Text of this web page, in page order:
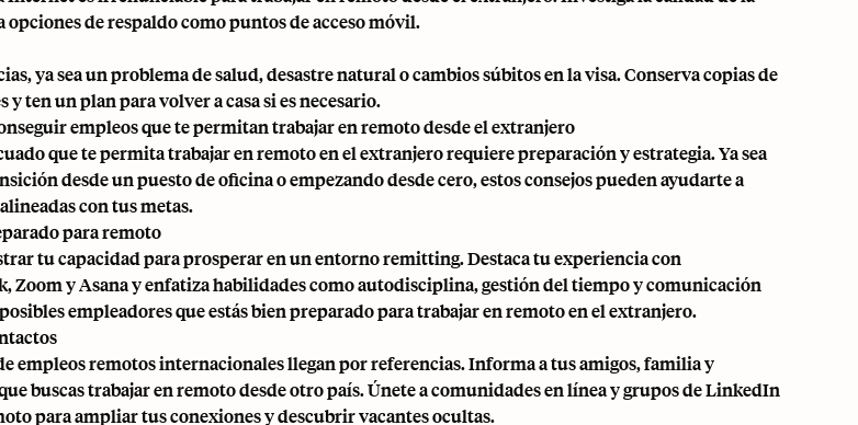
de respaldo como puntos de acceso móvil.
ya sea un problema de salud, desastre natural o cambios súbitos en la visa. Conserva copias de
ten un plan para volver a casa si es necesario.
empleos que te permitan trabajar en remoto desde el extranjero
que te permita trabajar en remoto en el extranjero requiere preparación y estrategia. Ya sea
desde un puesto de oficina o empezando desde cero, estos consejos pueden ayudarte a
con tus metas.
para remoto
tu capacidad para prosperar en un entorno remitting. Destaca tu experiencia con
Zoom y Asana y enfatiza habilidades como autodisciplina, gestión del tiempo y comunicación
empleadores que estás bien preparado para trabajar en remoto en el extranjero.
empleos remotos internacionales llegan por referencias. Informa a tus amigos, familia y
buscas trabajar en remoto desde otro país. Únete a comunidades en línea y grupos de LinkedIn
para ampliar tus conexiones y descubrir vacantes ocultas.